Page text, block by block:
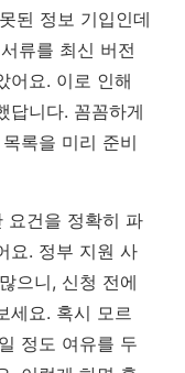
된 정보 기입인데
류를 최신 버전
어요. 이로 인해
답니다. 꼼꼼하게
록을 미리 준비
요건을 정확히 파
요. 정부 지원 사
으니, 신청 전에
세요. 혹시 모르
정도 여유를 두